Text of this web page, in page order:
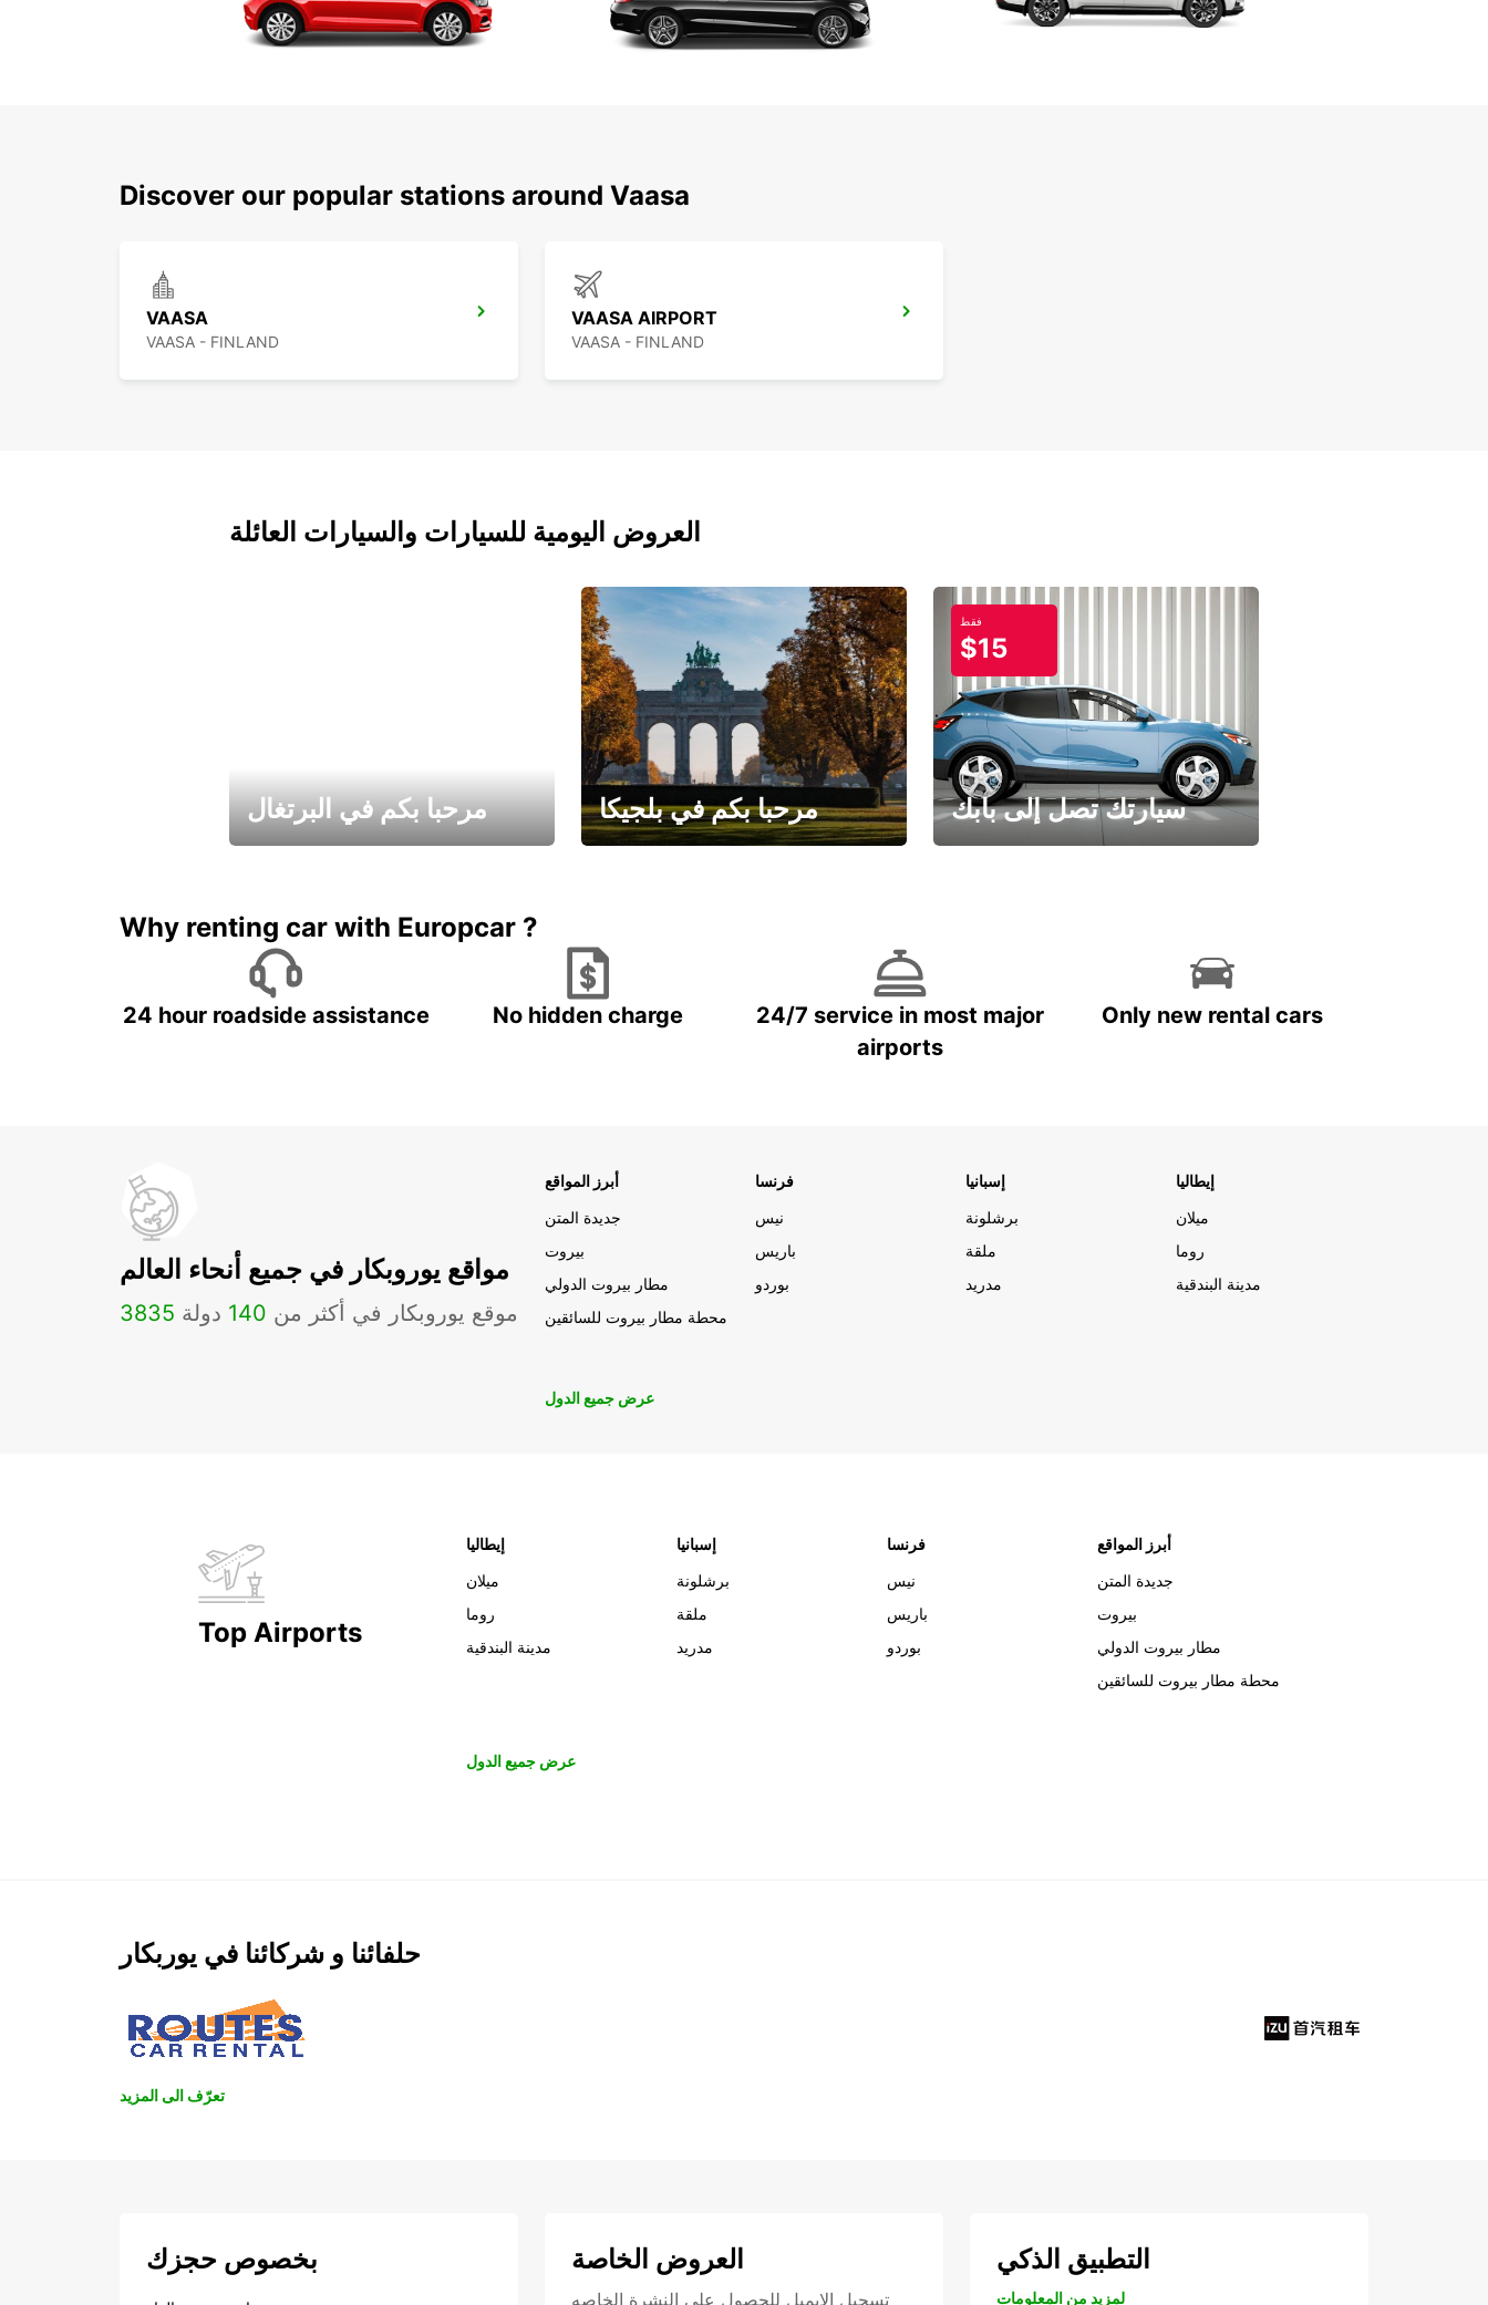
Discover our popular stations around Vaasa
VAASA
VAASA - FINLAND
VAASA AIRPORT
VAASA - FINLAND
العروض اليومية للسيارات والسيارات العائلة
مرحبا بكم في البرتغال مرحبا بكم في بلجيكا
فقط
$15
سيارتك تصل إلى بابك
Why renting car with Europcar ?
24 hour roadside assistance No hidden charge
24/7 service in most major
airports
Only new rental cars
مواقع يوروبكار في جميع أنحاء العالم
3835 موقع يوروبكار في أكثر من 140 دولة
أبرز المواقع
جديدة المتن
بيروت
مطار بيروت الدولي
محطة مطار بيروت للسائقين
فرنسا
نيس
باريس
بوردو
إسبانيا
برشلونة
ملقة
مدريد
إيطاليا
ميلان
روما
مدينة البندقية
عرض جميع الدول
Top Airports
إيطاليا
ميلان
روما
مدينة البندقية
إسبانيا
برشلونة
ملقة
مدريد
فرنسا
نيس
باريس
بوردو
أبرز المواقع
جديدة المتن
بيروت
مطار بيروت الدولي
محطة مطار بيروت للسائقين
عرض جميع الدول
حلفائنا و شركائنا في يوربكار
تعرّف الى المزيد
بخصوص حجزك العروض الخاصة
تسجيل الايميل للحصول علي النشرة الخاصه
التطبيق الذكي
لمزيد من المعلومات